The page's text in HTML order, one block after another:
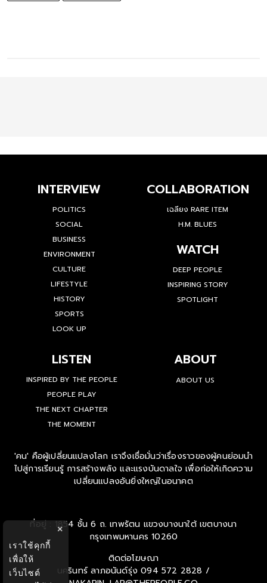
INTERVIEW
POLITICS
SOCIAL
BUSINESS
ENVIRONMENT
CULTURE
LIFESTYLE
HISTORY
SPORTS
LOOK UP
COLLABORATION
เฉลียง RARE ITEM
H.M. BLUES
WATCH
DEEP PEOPLE
INSPIRING STORY
SPOTLIGHT
LISTEN
INSPIRED BY THE PEOPLE
PEOPLE PLAY
THE NEXT CHAPTER
THE MOMENT
ABOUT
ABOUT US
'คน' คือผู้เปลี่ยนแปลงโลก เราจึงเชื่อมั่นว่าเรื่องราวของผู้คนย่อมนำ
ไปสู่การเรียนรู้ การสร้างพลัง และแรงบันดาลใจ เพื่อก่อให้เกิดความ
เปลี่ยนแปลงอันยิ่งใหญ่ในอนาคต
ที่อยู่ : 1854 ชั้น 6 ถ. เทพรัตน แขวงบางนาใต้ เขตบางนา
กรุงเทพมหานคร 10260
ติดต่อโฆษณา
นครินทร์ ลาภอนันด์รุ่ง 094 572 2828 /
×
เราใช้คุกกี้
เพื่อให้
เว็บไซต์